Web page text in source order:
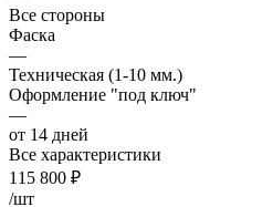
Все стороны
Фаска
—
Техническая (1-10 мм.)
Оформление "под ключ"
—
от 14 дней
Все характеристики
115 800 ₽
/шт